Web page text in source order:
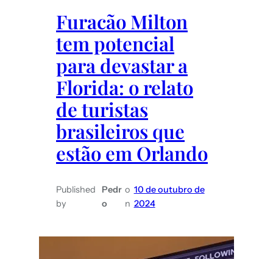
(interior
de
SP):
dicas
para
comprar
porcelana
mais
barato
Furacão Milton
tem potencial
para devastar a
Florida: o relato
de turistas
brasileiros que
estão em Orlando
Published
by
Pedr
o
o
n
10 de outubro de
2024